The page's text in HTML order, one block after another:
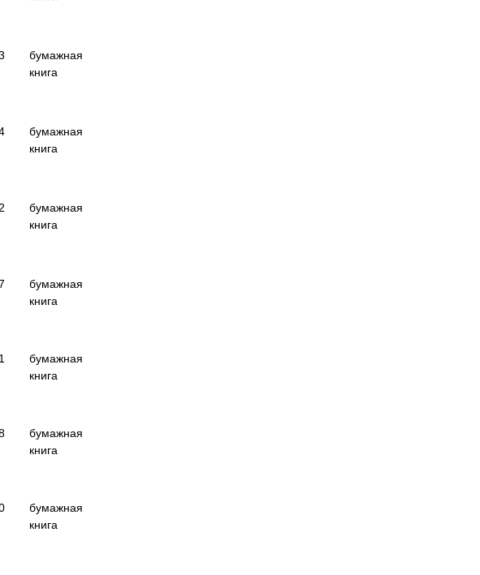
бумажная
книга
бумажная
книга
бумажная
книга
бумажная
книга
бумажная
книга
бумажная
книга
бумажная
книга